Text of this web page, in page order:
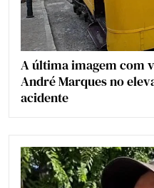
A última imagem com
André Marques no
acidente